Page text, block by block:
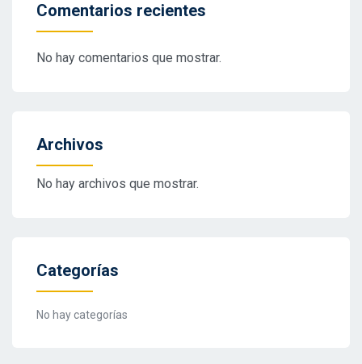
Comentarios recientes
No hay comentarios que mostrar.
Archivos
No hay archivos que mostrar.
Categorías
No hay categorías